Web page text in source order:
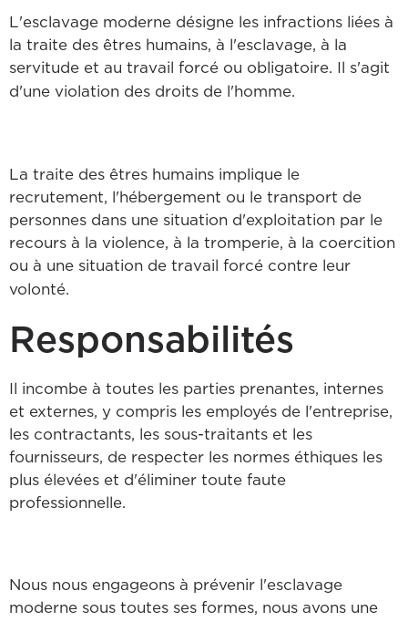
L'esclavage moderne désigne les infractions liées à
la traite des êtres humains, à l'esclavage, à la
servitude et au travail forcé ou obligatoire. Il s'agit
d'une violation des droits de l'homme.
La traite des êtres humains implique le
recrutement, l'hébergement ou le transport de
personnes dans une situation d'exploitation par le
recours à la violence, à la tromperie, à la coercition
ou à une situation de travail forcé contre leur
volonté.
Responsabilités
Il incombe à toutes les parties prenantes, internes
et externes, y compris les employés de l'entreprise,
les contractants, les sous-traitants et les
fournisseurs, de respecter les normes éthiques les
plus élevées et d'éliminer toute faute
professionnelle.
Nous nous engageons à prévenir l'esclavage
moderne sous toutes ses formes, nous avons une